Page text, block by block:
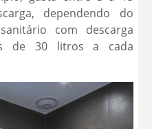
dependendo do
com descarga
de 30 litros a cada